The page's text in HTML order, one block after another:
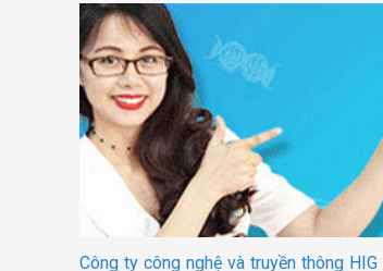
Công ty công nghệ và truyền thông HIG